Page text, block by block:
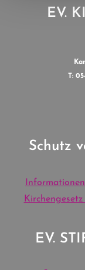
EV.
T:
Schutz
EV.